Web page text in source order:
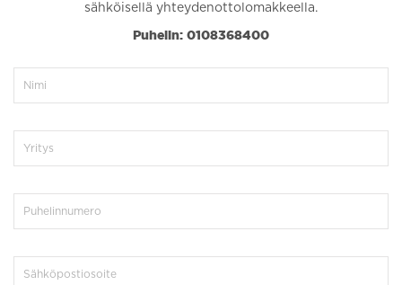
sähköisellä yhteydenottolomakkeella.
Puhelin: 0108368400